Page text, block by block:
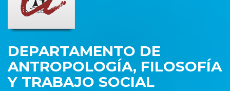
TRANSFERENCIA
DEPARTAMENTO DE
ANTROPOLOGÍA, FILOSOFÍA
Y TRABAJO SOCIAL